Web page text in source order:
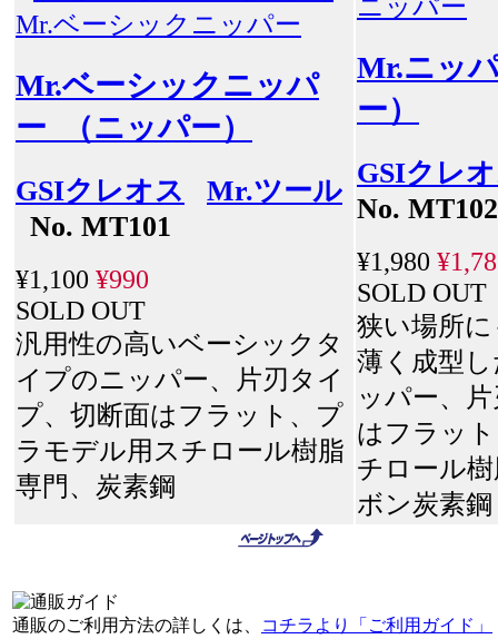
Mr.ベーシックニッパ
ー （ニッパー）
GSIクレオス
Mr.ツール
No. MT101
¥1,100 ¥990
SOLD OUT
汎用性の高いベーシックタ
イプのニッパー、片刃タイ
プ、切断面はフラット、プ
ラモデル用スチロール樹脂
専門、炭素鋼
Mr.ニッ
ー）
GSIクレ
No. MT102
¥1,980
SOLD OUT
狭い場所
薄く成型
ッパー、
はフラッ
チロール
ボン炭素鋼
通販のご利用方法の詳しくは、 コチラより「ご利用ガイド」